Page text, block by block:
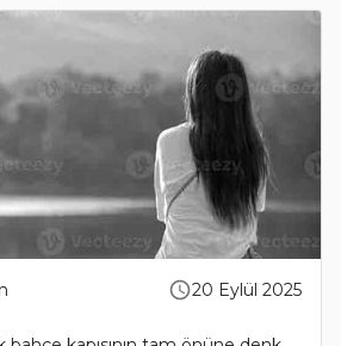
20 Eylül 2025